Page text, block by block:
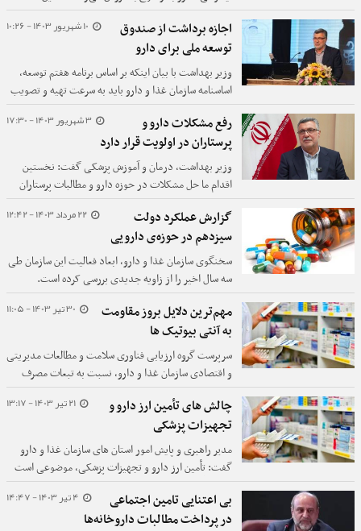
فعالیت‌ها شفاف و قانونی نیستند و بسیاری از این دارو‌ها
قاچاق بوده و در مورد اصالت آنها تردید وجود دارد.
10 شهریور 1403 - 10:26
اجازه برداشت از صندوق
توسعه ملی برای دارو
وزیر بهداشت با بیان اینکه بر اساس برنامه هفتم توسعه،
اساسنامه سازمان غذا و دارو باید به سرعت تهیه و تصویب
شود، در عین حال به مشکلات حوزه دارو اشاره کرد و
گفت: اجازه برداشت سهمی از صندوق توسعه ملی برای
حل مشکلات دارو، گرفته شد.
3 شهریور 1403 - 17:30
رفع مشکلات دارو و
پرستاران در اولویت قرار دارد
وزیر بهداشت، درمان و آموزش پزشکی گفت: نخستین
اقدام ما حل مشکلات در حوزه دارو و مطالبات پرستاران
است و در این زمینه هماهنگی‌های لازم با سازمان برنامه و
بودجه در دستور کار قرار دارد.
22 مرداد 1403 - 12:42
گزارش عملکرد دولت
سیزدهم در حوزه‌ی دارویی
سخنگوی سازمان غذا و دارو، ابعاد فعالیت این سازمان طی
سه سال اخیر را از زاویه‌ جدیدی بررسی کرده است.
30 تیر 1403 - 11:05
مهم‌ترین دلایل بروز مقاومت
به آنتی بیوتیک ها
سرپرست گروه ارزیابی فناوری سلامت و مطالعات مدیریتی
و اقتصادی سازمان غذا و دارو، نسبت به تبعات مصرف
خودسرانه آنتی‌بیوتیک ها هشدار داد
21 تیر 1403 - 13:17
چالش های تأمین ارز دارو و
تجهیزات پزشکی
مدیر راهبری و پایش امور استان های سازمان غذا و دارو
گفت: تأمین ارز دارو و تجهیزات پزشکی، موضوعی است
که قطعاً چالش‌های خاص خود را دارد.
4 تیر 1403 - 14:47
بی اعتنایی تامین اجتماعی
در پرداخت مطالبات داروخانه‌ها